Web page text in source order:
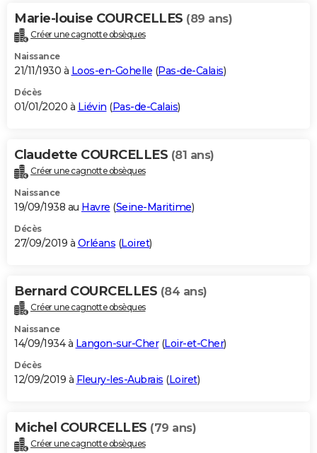
Marie-louise COURCELLES (89 ans)
Créer une cagnotte obsèques
Naissance
21/11/1930 à Loos-en-Gohelle (Pas-de-Calais)
Décès
01/01/2020 à Liévin (Pas-de-Calais)
Claudette COURCELLES (81 ans)
Créer une cagnotte obsèques
Naissance
19/09/1938 au Havre (Seine-Maritime)
Décès
27/09/2019 à Orléans (Loiret)
Bernard COURCELLES (84 ans)
Créer une cagnotte obsèques
Naissance
14/09/1934 à Langon-sur-Cher(Loir-et-Cher)
Décès
12/09/2019 à Fleury-les-Aubrais (Loiret)
Michel COURCELLES (79 ans)
Créer une cagnotte obsèques